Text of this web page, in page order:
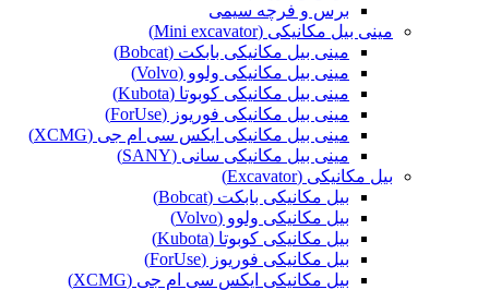
برس و فرچه سیمی
مینی بیل مکانیکی (Mini excavator)
مینی بیل مکانیکی بابکت (Bobcat)
مینی بیل مکانیکی ولوو (Volvo)
مینی بیل مکانیکی کوبوتا (Kubota)
مینی بیل مکانیکی فوریوز (ForUse)
مینی بیل مکانیکی ایکس سی ام جی (XCMG)
مینی بیل مکانیکی سانی (SANY)
بیل مکانیکی (Excavator)
بیل مکانیکی بابکت (Bobcat)
بیل مکانیکی ولوو (Volvo)
بیل مکانیکی کوبوتا (Kubota)
بیل مکانیکی فوریوز (ForUse)
بیل مکانیکی ایکس سی ام جی (XCMG)